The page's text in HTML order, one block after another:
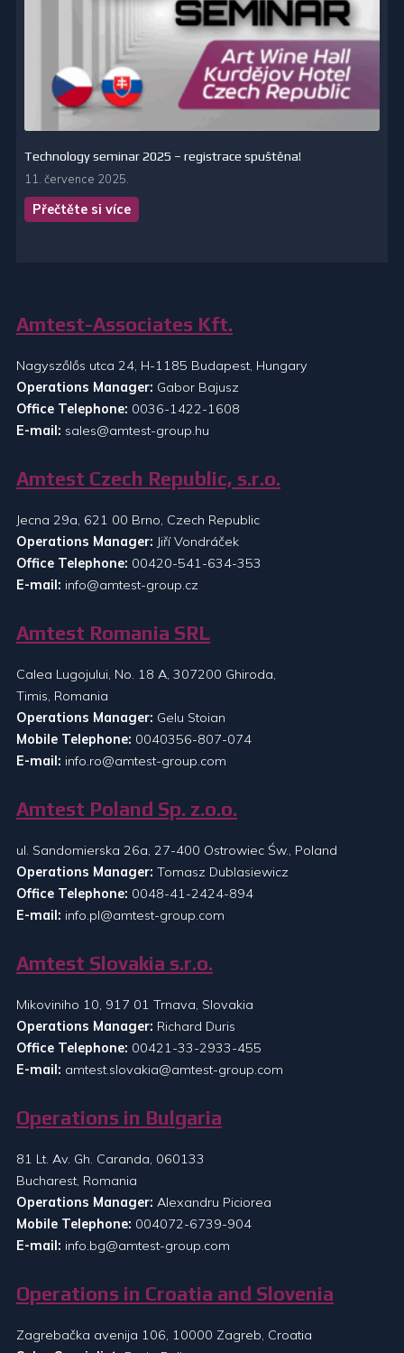
Technology seminar 2025 – registrace spuštěna!
11. července 2025.
Přečtěte si více
Amtest-Associates Kft.
Nagyszőlős utca 24, H-1185 Budapest, Hungary
Operations Manager: Gabor Bajusz
Office Telephone: 0036-1422-1608
E-mail: sales@amtest-group.hu
Amtest Czech Republic, s.r.o.
Jecna 29a, 621 00 Brno, Czech Republic
Operations Manager: Jiří Vondráček
Office Telephone: 00420-541-634-353
E-mail: info@amtest-group.cz
Amtest Romania SRL
Calea Lugojului, No. 18 A, 307200 Ghiroda,
Timis, Romania
Operations Manager: Gelu Stoian
Mobile Telephone: 0040356-807-074
E-mail: info.ro@amtest-group.com
Amtest Poland Sp. z.o.o.
ul. Sandomierska 26a, 27-400 Ostrowiec Św., Poland
Operations Manager: Tomasz Dublasiewicz
Office Telephone: 0048-41-2424-894
E-mail: info.pl@amtest-group.com
Amtest Slovakia s.r.o.
Mikoviniho 10, 917 01 Trnava, Slovakia
Operations Manager: Richard Duris
Office Telephone: 00421-33-2933-455
E-mail: amtest.slovakia@amtest-group.com
Operations in Bulgaria
81 Lt. Av. Gh. Caranda, 060133
Bucharest, Romania
Operations Manager: Alexandru Piciorea
Mobile Telephone: 004072-6739-904
E-mail: info.bg@amtest-group.com
Operations in Croatia and Slovenia
Zagrebačka avenija 106, 10000 Zagreb, Croatia